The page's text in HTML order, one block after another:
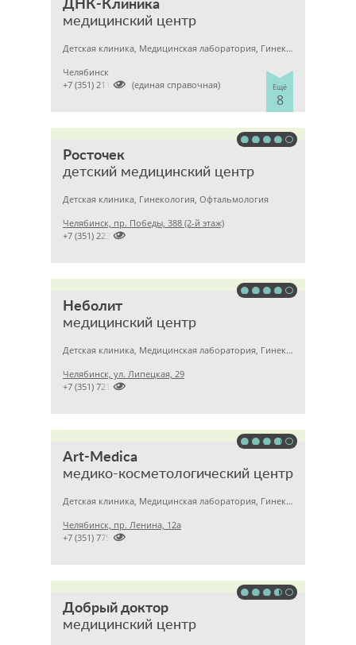
ДНК-Клиника
медицинский центр
Детская клиника, Медицинская лаборатория, Гинекология
Ещё
8
Челябинск

+7 (351) 2110303 (единая справочная)
Росточек
детский медицинский центр
Детская клиника, Гинекология, Офтальмология
Челябинск, пр. Победы, 388 (2-й этаж)

+7 (351) 2237272
Неболит
медицинский центр
Детская клиника, Медицинская лаборатория, Гинекология
Челябинск, ул. Липецкая, 29

+7 (351) 7212891
Art-Medica
медико-косметологический центр
Детская клиника, Медицинская лаборатория, Гинекология
Челябинск, пр. Ленина, 12а

+7 (351) 7751918
Добрый доктор
медицинский центр